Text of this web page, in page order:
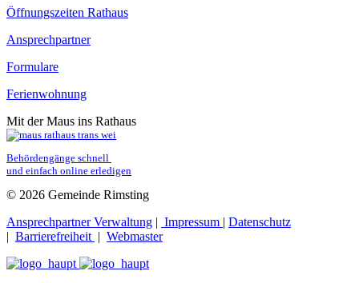
Öffnungszeiten Rathaus
Ansprechpartner
Formulare
Ferienwohnung
Mit der Maus ins Rathaus
Behördengänge schnell
und einfach online erledigen
© 2026 Gemeinde Rimsting
Ansprechpartner Verwaltung | Impressum | Datenschutz
| Barrierefreiheit | Webmaster